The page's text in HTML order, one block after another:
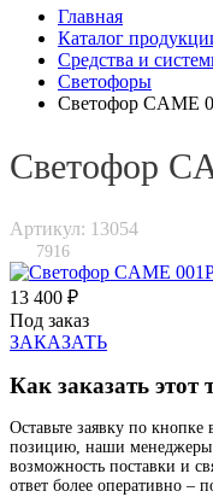
Главная
Каталог
Средства и
Светофоры
Светофор CAME
Светофор
Артикул: 13054
7916
13 400 ₽
Под заказ
ЗАКАЗАТЬ
Как заказать этот
Оставьте заявку по
позицию, наши менеджеры
возможность поставки и
ответ более оперативно –